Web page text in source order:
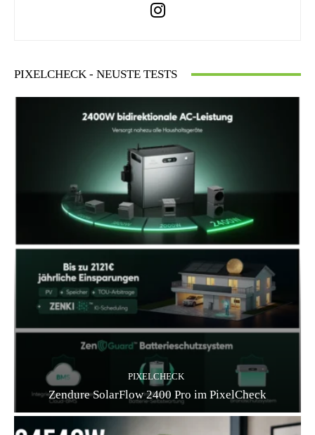
PIXELCHECK - NEUSTE TESTS
PIXELCHECK
Zendure SolarFlow 2400 Pro im PixelCheck